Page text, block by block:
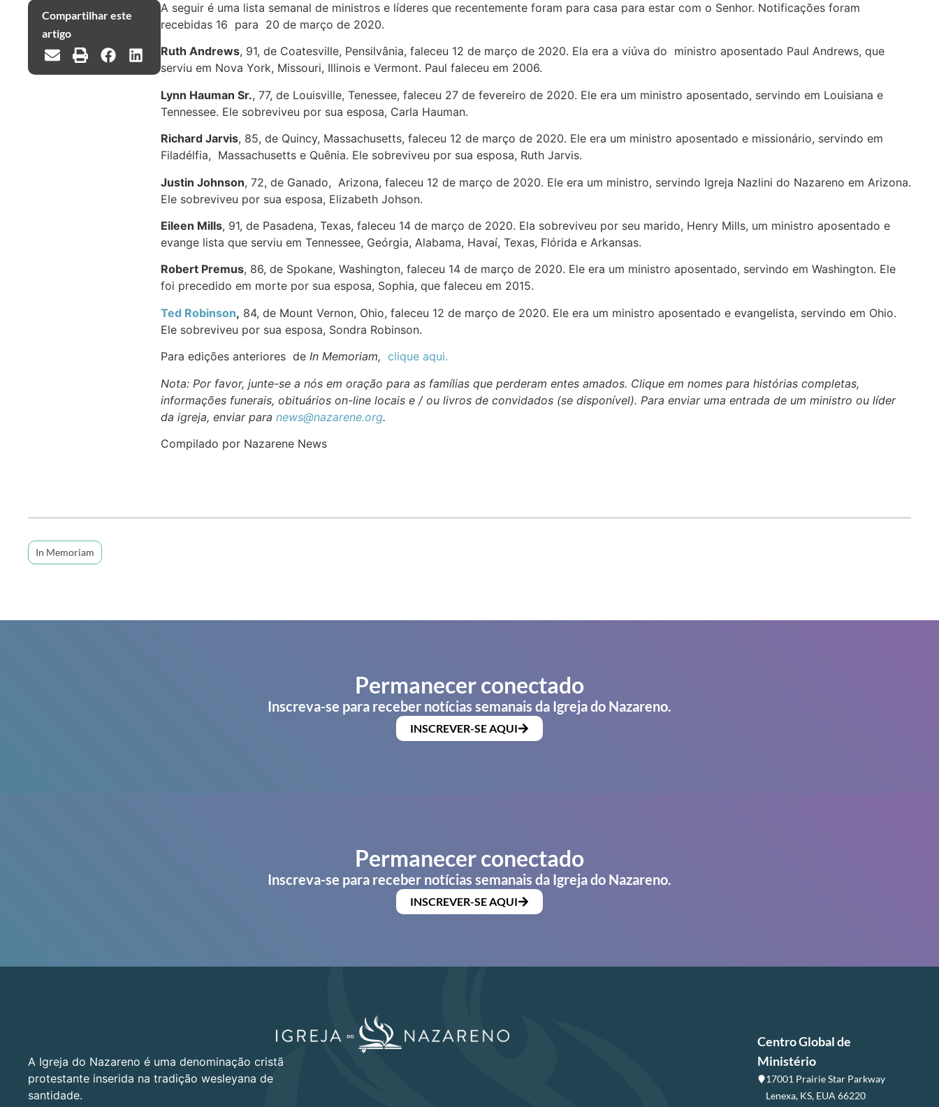
Compartilhar este
artigo
A seguir é uma lista semanal de ministros e líderes que recentemente foram para casa para estar com o Senhor. Notificações foram
recebidas 16 para 20 de março de 2020.
Ruth Andrews, 91, de Coatesville, Pensilvânia, faleceu 12 de março de 2020. Ela era a viúva do ministro aposentado Paul Andrews, que
serviu em Nova York, Missouri, Illinois e Vermont. Paul faleceu em 2006.
Lynn Hauman Sr., 77, de Louisville, Tenessee, faleceu 27 de fevereiro de 2020. Ele era um ministro aposentado, servindo em Louisiana e
Tennessee. Ele sobreviveu por sua esposa, Carla Hauman.
Richard Jarvis, 85, de Quincy, Massachusetts, faleceu 12 de março de 2020. Ele era um ministro aposentado e missionário, servindo em
Filadélfia, Massachusetts e Quênia. Ele sobreviveu por sua esposa, Ruth Jarvis.
Justin Johnson, 72, de Ganado, Arizona, faleceu 12 de março de 2020. Ele era um ministro, servindo Igreja Nazlini do Nazareno em Arizona.
Ele sobreviveu por sua esposa, Elizabeth Johson.
Eileen Mills, 91, de Pasadena, Texas, faleceu 14 de março de 2020. Ela sobreviveu por seu marido, Henry Mills, um ministro aposentado e
evange lista que serviu em Tennessee, Geórgia, Alabama, Havaí, Texas, Flórida e Arkansas.
Robert Premus, 86, de Spokane, Washington, faleceu 14 de março de 2020. Ele era um ministro aposentado, servindo em Washington. Ele
foi precedido em morte por sua esposa, Sophia, que faleceu em 2015.
Ted Robinson, 84, de Mount Vernon, Ohio, faleceu 12 de março de 2020. Ele era um ministro aposentado e evangelista, servindo em Ohio.
Ele sobreviveu por sua esposa, Sondra Robinson.
Para edições anteriores de In Memoriam, clique aqui.
Nota: Por favor, junte-se a nós em oração para as famílias que perderam entes amados. Clique em nomes para histórias completas,
informações funerais, obituários on-line locais e / ou livros de convidados (se disponível). Para enviar uma entrada de um ministro ou líder
da igreja, enviar para news@nazarene.org.
Compilado por Nazarene News
In Memoriam
Permanecer conectado
Inscreva-se para receber notícias semanais da Igreja do Nazareno.
INSCREVER-SE AQUI
Permanecer conectado
Inscreva-se para receber notícias semanais da Igreja do Nazareno.
INSCREVER-SE AQUI
A Igreja do Nazareno é uma denominação cristã
protestante inserida na tradição wesleyana de
santidade.
Centro Global de
Ministério
17001 Prairie Star Parkway
Lenexa, KS, EUA 66220